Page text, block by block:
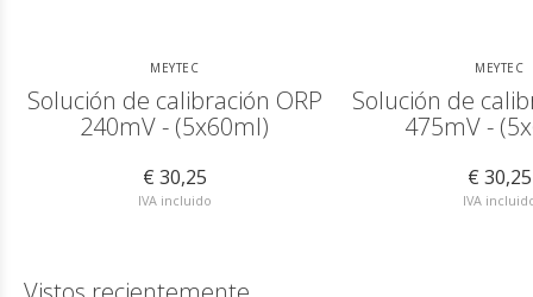
MEYTEC
Solución de calibración ORP
240mV - (5x60ml)
€ 30,25
IVA incluido
MEYTEC
Solución de
475mV -
€ 30,25
IVA